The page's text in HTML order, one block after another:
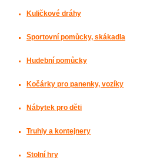
Kuličkové dráhy
Sportovní pomůcky, skákadla
Hudební pomůcky
Kočárky pro panenky, vozíky
Nábytek pro děti
Truhly a kontejnery
Stolní hry